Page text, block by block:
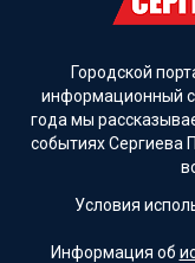
Городской
информационный
года мы
событиях Сергиева
Условия
Информация об